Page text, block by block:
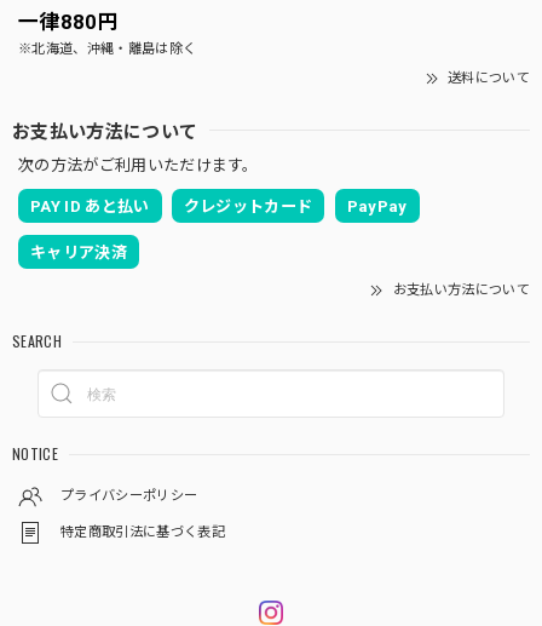
一律880円
※北海道、沖縄・離島は除く
送料について
お支払い方法について
次の方法がご利用いただけます。
PAY ID あと払い クレジットカード PayPay
キャリア決済
お支払い方法について
SEARCH
NOTICE
プライバシーポリシー
特定商取引法に基づく表記